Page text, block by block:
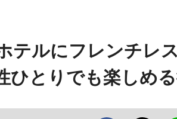
テルにフレンチレ
ひとりでも楽しめ